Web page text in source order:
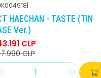
DCTO
|
HAECHAN - TASTE (TIN
Ver.)
CLP
CLP